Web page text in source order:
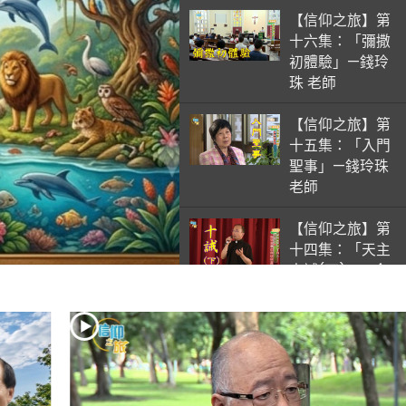
【信仰之旅】第
十六集：「彌撒
初體驗」—錢玲
珠 老師
【信仰之旅】第
十五集：「入門
聖事」—錢玲珠
老師
【信仰之旅】第
十四集：「天主
十誡(下)」—金
【信仰之旅】第
十三集：「天主
十誡(上)」—金
毓瑋 神父